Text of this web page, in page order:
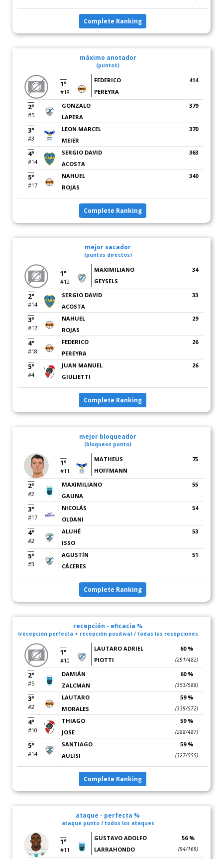
Complete Ranking
máximo anotador
(puntos)
1°
#18
FEDERICO
PEREYRA
414
2°
#5
GONZALO
LAPERA
379
3°
#3
LEON MARCEL
MEIER
370
4°
#14
SERGIO DAVID
ACOSTA
363
5°
#17
NAHUEL
ROJAS
340
Complete Ranking
mejor sacador
(puntos directos)
1°
#12
MAXIMILIANO
GEYSELS
34
2°
#14
SERGIO DAVID
ACOSTA
33
3°
#17
NAHUEL
ROJAS
29
4°
#18
FEDERICO
PEREYRA
26
5°
#4
JUAN MANUEL
GIULIETTI
26
Complete Ranking
mejor bloqueador
(bloqueos punto)
1°
#11
MATHEUS
HOFFMANN
75
2°
#2
MAXIMILIANO
GAUNA
55
3°
#17
NICOLÁS
OLDANI
54
4°
#2
ALUHÉ
ISSO
53
5°
#3
AGUSTÍN
CÁCERES
51
Complete Ranking
recepción - eficacia %
(recepción perfecta + recepción positiva) / todas las recepciones
1°
#10
LAUTARO ADRIEL
PIOTTI
60 %
(291/482)
2°
#5
DAMIÁN
ZALCMAN
60 %
(353/588)
3°
#2
LAUTARO
MORALES
59 %
(339/572)
4°
#10
THIAGO
JOSE
59 %
(288/487)
5°
#14
SANTIAGO
AULISI
59 %
(327/555)
Complete Ranking
ataque - perfecta %
ataque punto / todos los ataques
1°
#11
GUSTAVO ADOLFO
LARRAHONDO
56 %
(94/169)